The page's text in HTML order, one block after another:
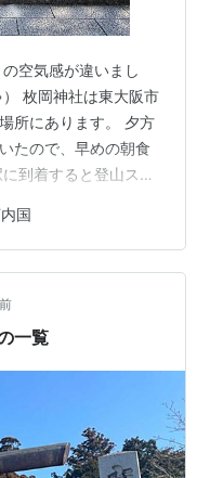
空気感が違いまし
枚岡神社は東大阪市
所にあります。 夕方
たので、早めの朝食
到着すると登山スタ
ループ外のおばちゃ
。なんかこの感じ
良いなと思うんで
は石鳥居とあります
次に木造二の鳥居が
国
一覧